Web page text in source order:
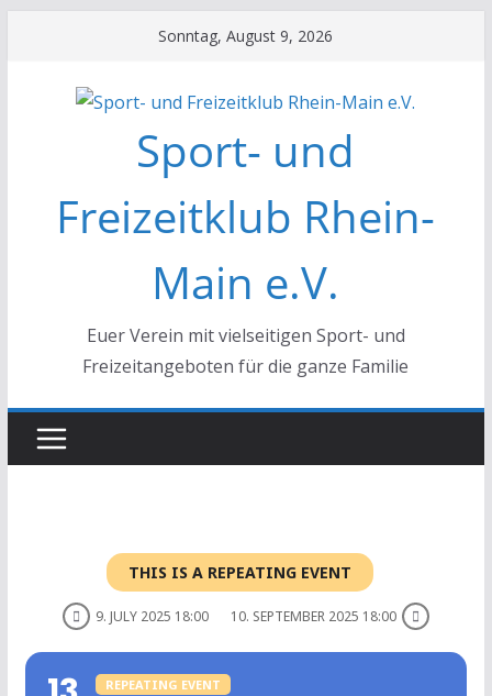
springen
Sonntag, August 9, 2026
Sport- und
Freizeitklub Rhein-
Main e.V.
Euer Verein mit vielseitigen Sport- und
Freizeitangeboten für die ganze Familie
THIS IS A REPEATING EVENT
9. JULY 2025 18:00 10. SEPTEMBER 2025 18:00
REPEATING EVENT